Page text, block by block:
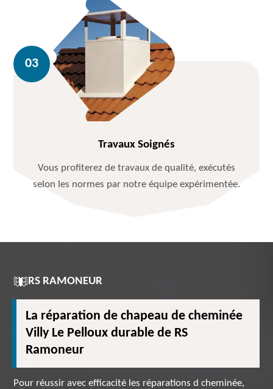
Travaux Soignés
Vous profiterez de travaux de qualité, exécutés
selon les normes par notre équipe expérimentée.
RS RAMONEUR
La réparation de chapeau de cheminée
Villy Le Pelloux durable de RS
Ramoneur
Pour réussir avec efficacité les réparations d cheminée,